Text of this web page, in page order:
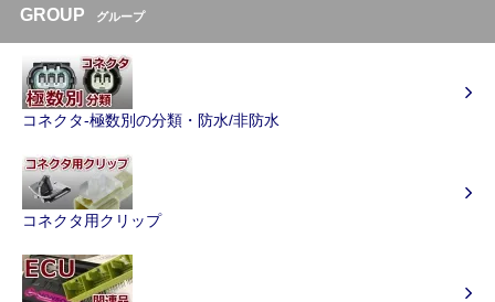
GROUP グループ
コネクタ-極数別の分類・防水/非防水
コネクタ用クリップ